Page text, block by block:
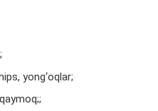
yong‘oqlar;